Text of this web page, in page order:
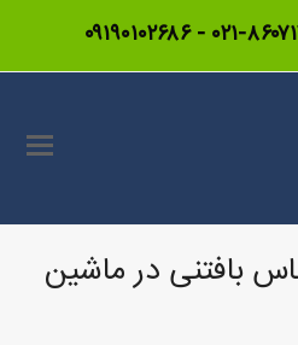
۰۲۱ -۰۹۱۹۰۱۰۲۶۸۶
بافتنی در ماشین